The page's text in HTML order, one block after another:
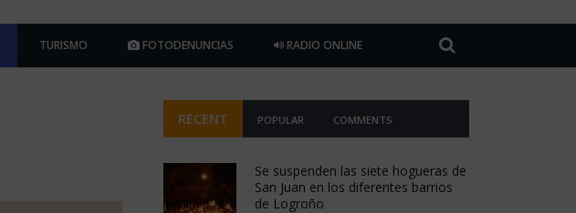
TURISMO FOTODENUNCIAS RADIO ONLINE
RECENT POPULAR COMMENTS
Se suspenden las siete hogueras de
San Juan en los diferentes barrios
de Logroño